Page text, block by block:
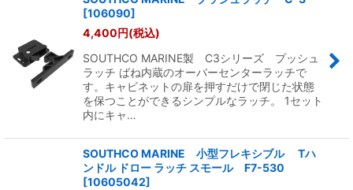
[106090]
4,400円(税込)
SOUTHCO MARINE製 C3シリーズ プッシュ
ラッチ ばね内蔵のオーバーセンターラッチで
す。キャビネットの扉を押すだけで閉じた状態
を保つことができるシンプルなラッチ。 1セット
内にキャ…
SOUTHCO MARINE 小型フレキシブル Tハ
ンドル ドロー ラッチ スモール F7-530
[10605042]